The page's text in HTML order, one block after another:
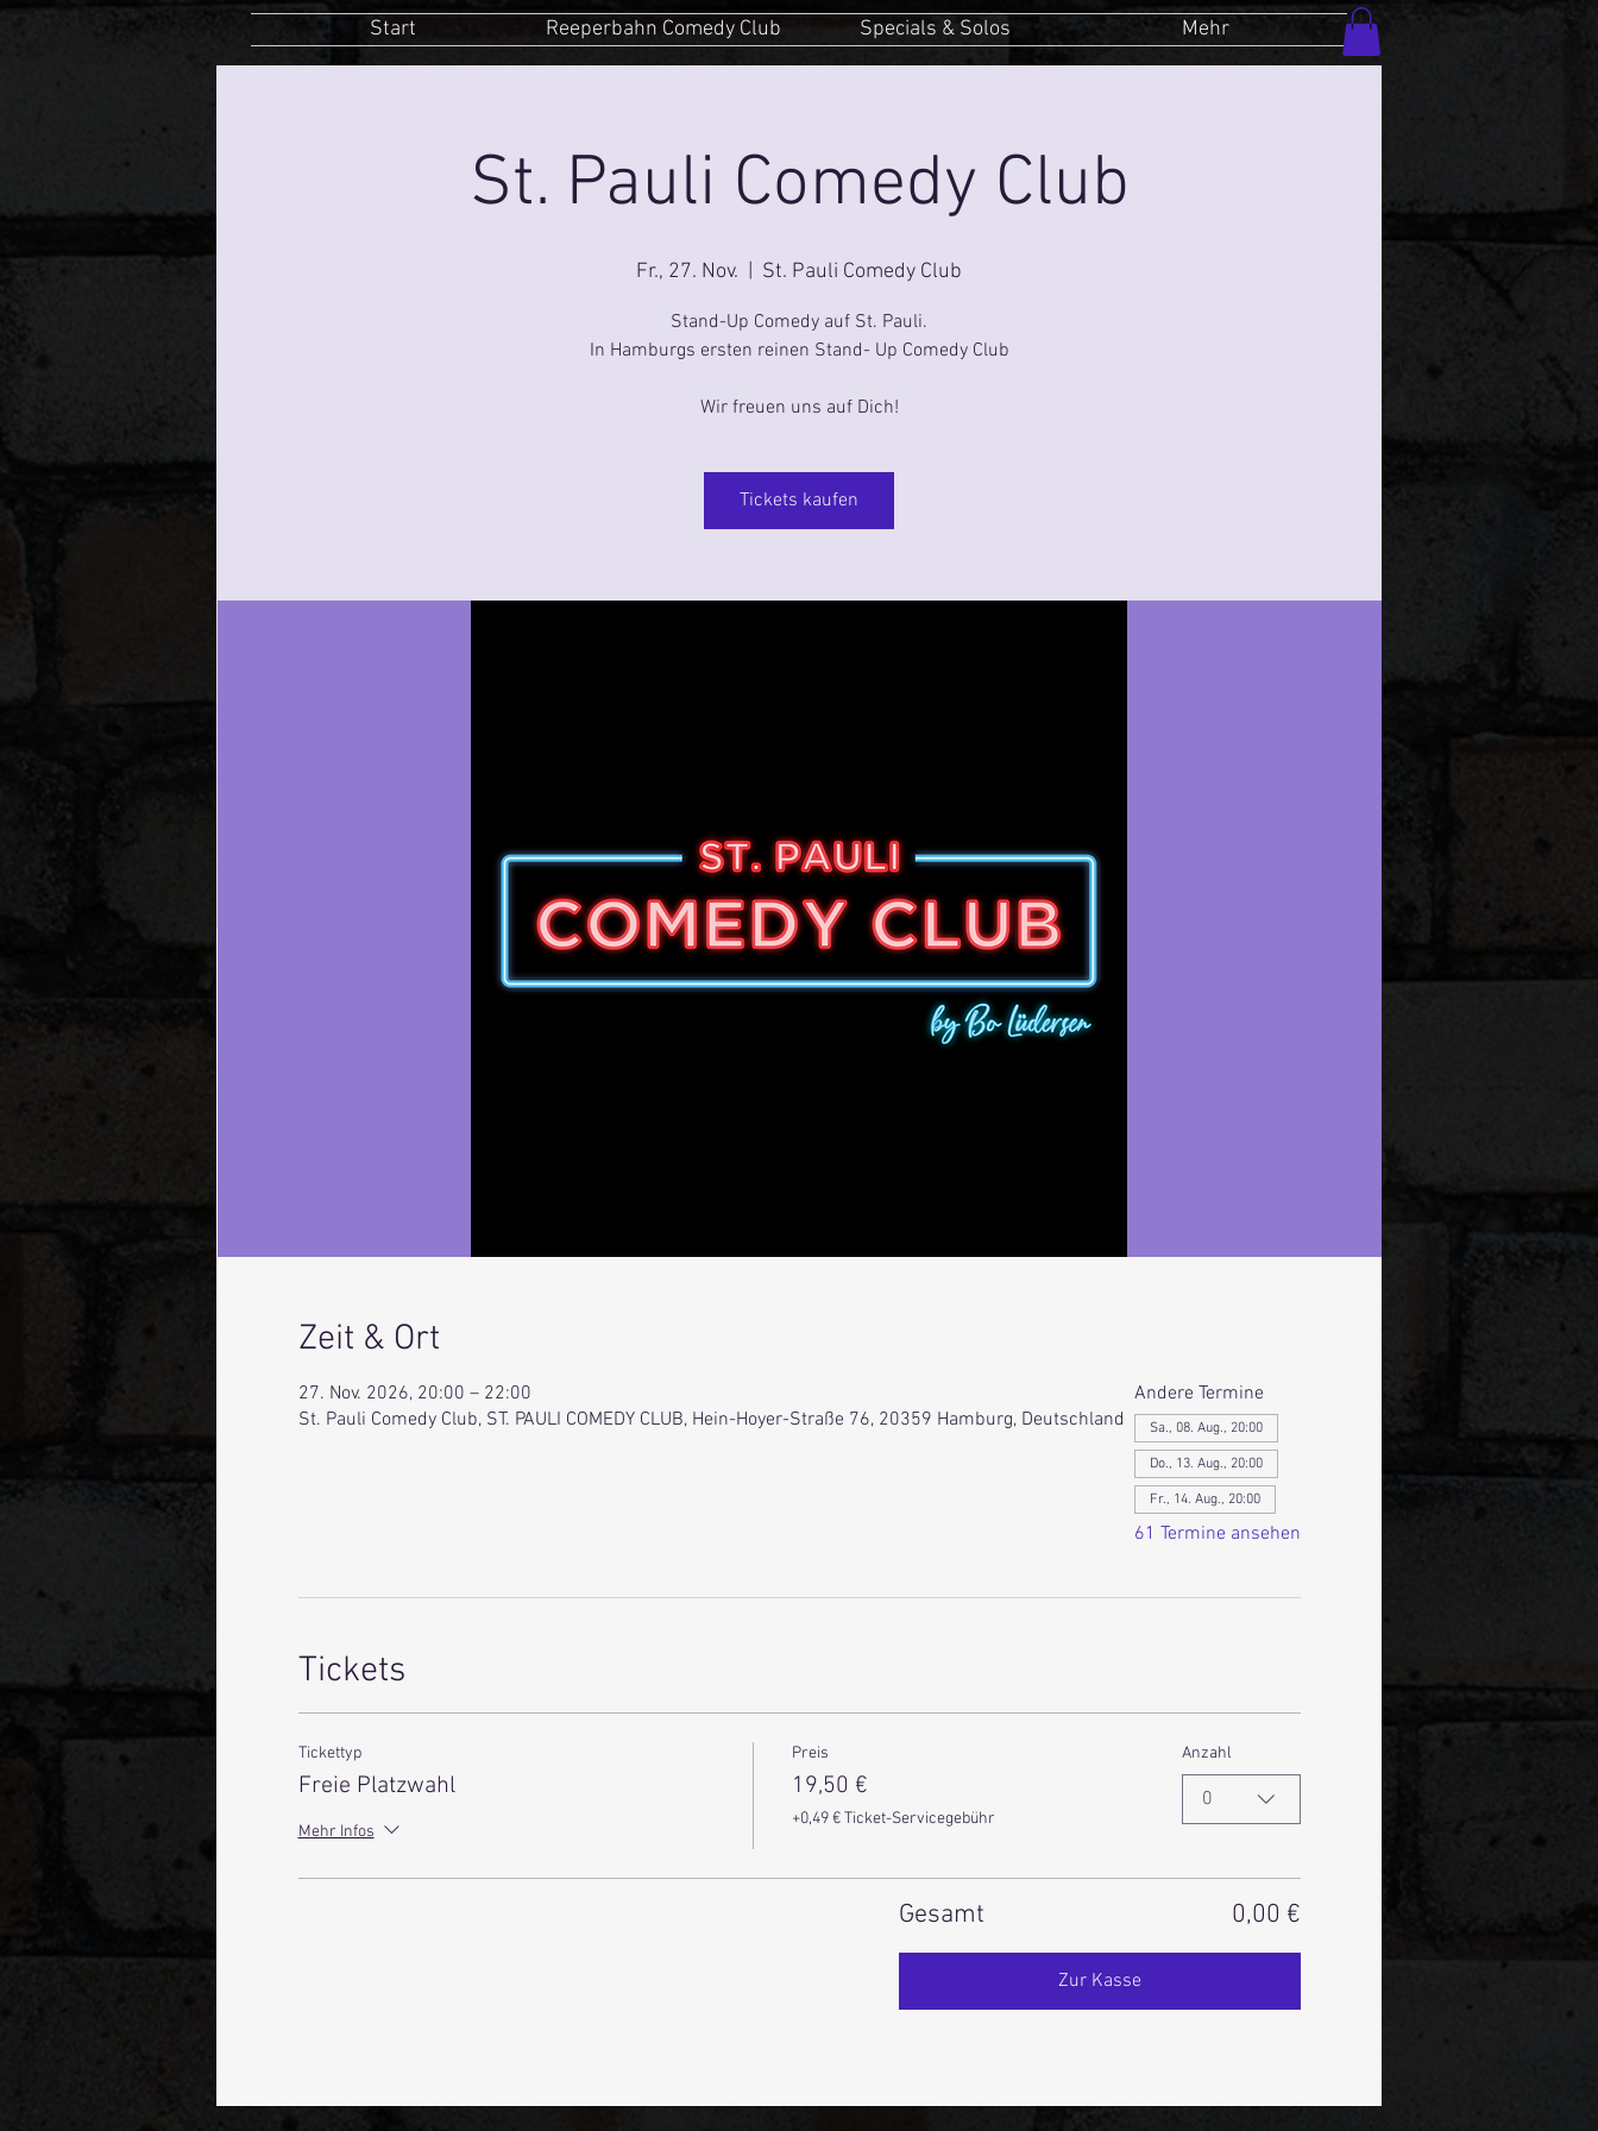
Start Reeperbahn Comedy Club Specials & Solos Mehr
St. Pauli Comedy Club
Fr., 27. Nov. St. Pauli Comedy Club
Stand-Up Comedy auf St. Pauli.
In Hamburgs ersten reinen Stand- Up Comedy Club
Wir freuen uns auf Dich!
Tickets kaufen
Zeit & Ort
27. Nov. 2026, 20:00 – 22:00
St. Pauli Comedy Club, ST. PAULI COMEDY CLUB, Hein-Hoyer-Straße 76, 20359 Hamburg, Deutschland
Andere Termine
Sa., 08. Aug., 20:00
Do., 13. Aug., 20:00
Fr., 14. Aug., 20:00
61 Termine ansehen
Tickets
Tickettyp
Freie Platzwahl
Mehr Infos
Preis
19,50 €
+0,49 € Ticket-Servicegebühr
Anzahl
0
Gesamt 0,00 €
Zur Kasse